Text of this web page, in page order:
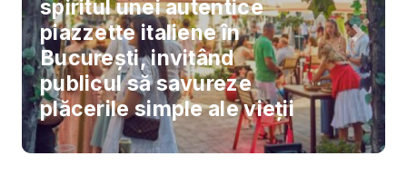
spiritul unei autentice
piazzette italiene în
București, invitând
publicul să savureze
plăcerile simple ale vieții